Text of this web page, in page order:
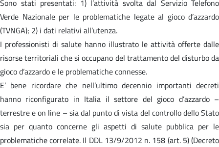
Sono stati presentati: 1) l’attività svolta dal Servizio Telefono
Verde Nazionale per le problematiche legate al gioco d’azzardo
(TVNGA); 2) i dati relativi all’utenza.
I professionisti di salute hanno illustrato le attività offerte dalle
risorse territoriali che si occupano del trattamento del disturbo da
gioco d’azzardo e le problematiche connesse.
E’ bene ricordare che nell’ultimo decennio importanti decreti
hanno riconfigurato in Italia il settore del gioco d’azzardo –
terrestre e on line – sia dal punto di vista del controllo dello Stato
sia per quanto concerne gli aspetti di salute pubblica per le
problematiche correlate. Il DDL 13/9/2012 n. 158 (art. 5) (Decreto